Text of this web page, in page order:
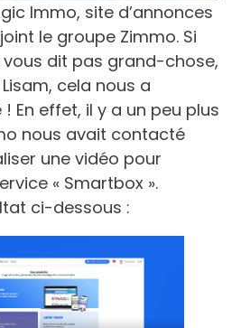
Immo, site d’annonces
le groupe Zimmo. Si
dit pas grand-chose,
cela nous a
En effet, il y a un peu plus
nous avait contacté
une vidéo pour
« Smartbox ».
ci-dessous :